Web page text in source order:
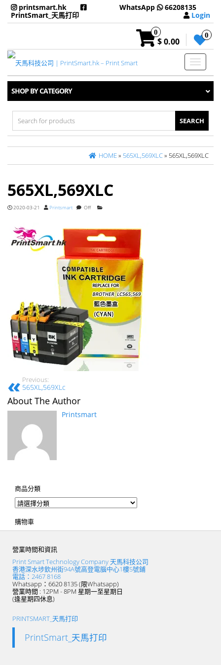
printsmart.hk
PrintSmart_天馬打印
WhatsApp
66208135
Login
0
$ 0.00
0
Toggle
SHOP BY CATEGORY
Search
for:
HOME» 565XL,569XLC» 565XL,569XLC
565XL,569XLC
2020-03-21 Printsmart Off
Previous:
565XL,569XLc
About The Author
Printsmart
商品分類
購物車
營業時間和資訊
Print Smart Technology Company 天馬科技公司
香港深水埗欽州街94A號高登電腦中心1樓5號鋪
電話：2467 8168
Whatsapp：6620 8135 (限Whatsapp)
營業時間 : 12PM - 8PM 星期一至星期日
(逢星期四休息)
PRINTSMART_天馬打印
PrintSmart_天馬打印